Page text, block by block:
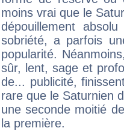
moins vrai que le
dépouillement
sobriété, a parfois
popularité.
sûr, lent, sage et
de... publicité,
rare que le Saturnien
une seconde moitié
la première.